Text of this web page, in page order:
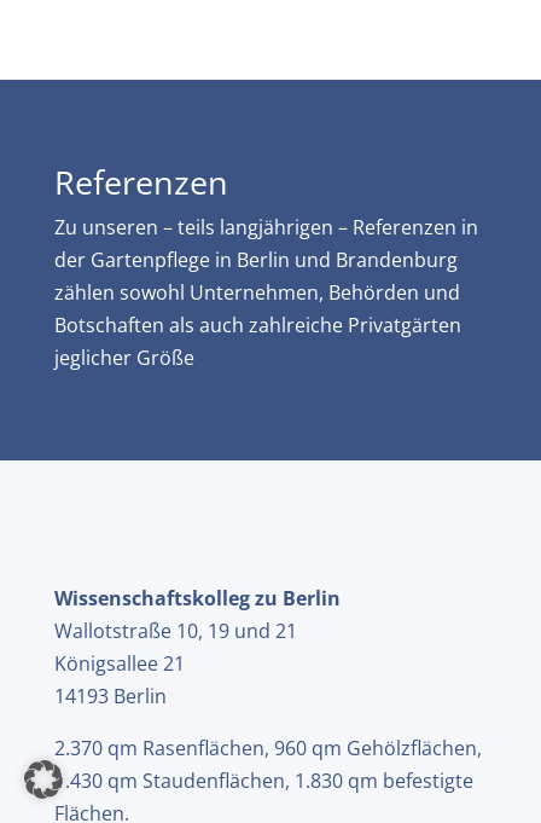
Referenzen
Zu unseren – teils langjährigen – Referenzen in
der Gartenpflege in Berlin und Brandenburg
zählen sowohl Unternehmen, Behörden und
Botschaften als auch zahlreiche Privatgärten
jeglicher Größe
Wissenschaftskolleg zu Berlin
Wallotstraße 10, 19 und 21
Königsallee 21
14193 Berlin
2.370 qm Rasenflächen, 960 qm Gehölzflächen,
1.430 qm Staudenflächen, 1.830 qm befestigte
Flächen.